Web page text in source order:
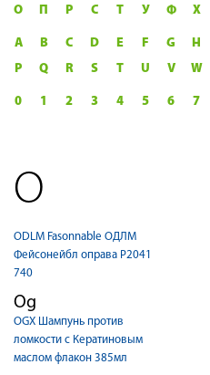
О
П Р С Т У Ф Х
A B C D E F G H
P
Q R S T U V W
0 1 2 3 4 5 6 7
O
ODLM Fasonnable ОДЛМ
Фейсонейбл оправа Р2041
740
Og
OGX Шампунь против
ломкости с Кератиновым
маслом флакон 385мл